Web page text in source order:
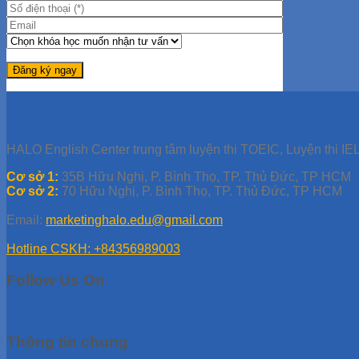
HALO English Center trung tâm luyện thi TOEIC, Luyện thi
Cơ sở 1: 35B Hữu Nghị, P. Bình Thọ, TP. Thủ Đức, TP HCM
Cơ sở 2: 70 Hữu Nghị, P. Bình Thọ, TP. Thủ Đức, TP HCM
Email: marketinghalo.edu@gmail.com
Hotline CSKH: +84356989003
Follow Us On
Thông tin chung